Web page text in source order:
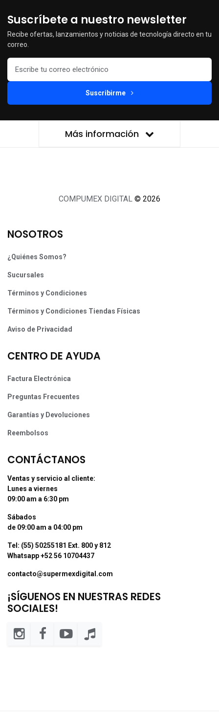
Suscríbete a nuestro newsletter
Recibe ofertas, lanzamientos y noticias de tecnología directo en tu
correo.
Suscribirme
Más información
COMPUMEX DIGITAL © 2026
NOSOTROS
¿Quiénes Somos?
Sucursales
Términos y Condiciones
Términos y Condiciones Tiendas Físicas
Aviso de Privacidad
CENTRO DE AYUDA
Factura Electrónica
Preguntas Frecuentes
Garantías y Devoluciones
Reembolsos
CONTÁCTANOS
Ventas y servicio al cliente:
Lunes a viernes
09:00 am a 6:30 pm
Sábados
de 09:00 am a 04:00 pm
Tel: (55) 50255181 Ext. 800 y 812
Whatsapp +52 56 10704437
contacto@supermexdigital.com
¡SÍGUENOS EN NUESTRAS REDES
SOCIALES!